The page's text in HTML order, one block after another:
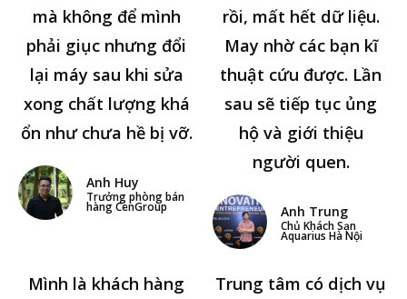
mà không để mình
phải giục nhưng đổi
lại máy sau khi sửa
xong chất lượng khá
ổn như chưa hề bị vỡ.
Anh Huy
Trưởng phòng bán
hàng CenGroup
rồi, mất hết dữ liệu.
May nhờ các bạn kĩ
thuật cứu được. Lần
sau sẽ tiếp tục ủng
hộ và giới thiệu
người quen.
Anh Trung
Chủ Khách Sạn
Aquarius Hà Nội
Mình là khách hàng
Trung tâm có dịch vụ